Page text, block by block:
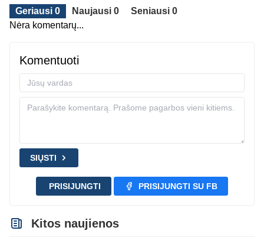
Geriausi 0 Naujausi 0
Seniausi 0
Nėra komentarų...
Komentuoti
SIŲSTI
PRISIJUNGTI PRISIJUNGTI SU FB
Kitos naujienos